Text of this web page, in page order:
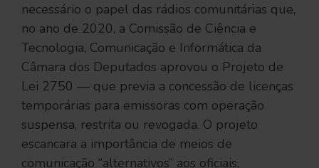
necessário o papel das rádios comunitárias que,
no ano de 2020, a Comissão de Ciência e
Tecnologia, Comunicação e Informática da
Câmara dos Deputados aprovou o Projeto de
Lei 2750 — que previa a concessão de licenças
temporárias para emissoras com operação
suspensa, restrita ou revogada. O projeto
escancara a importância de meios de
comunicação “alternativos” aos oficiais,